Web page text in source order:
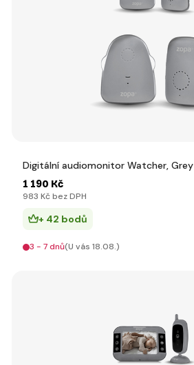
Digitální audiomonitor Watcher, Grey
1 190 Kč
983 Kč bez DPH
+ 42 bodů
3 - 7 dnů(U vás 18.08.)